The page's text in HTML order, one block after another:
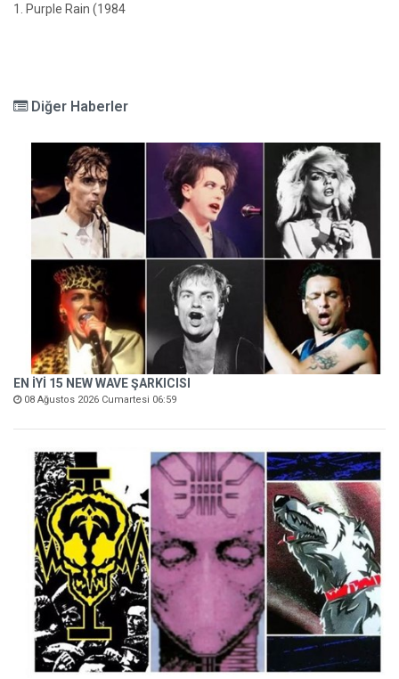
1. Purple Rain (1984
Diğer Haberler
EN İYİ 15 NEW WAVE ŞARKICISI
08 Ağustos 2026 Cumartesi 06:59